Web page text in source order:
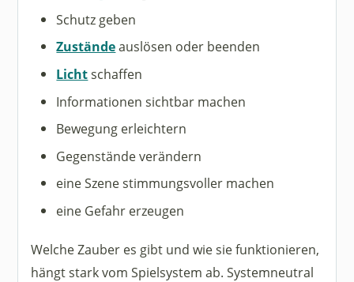
Schutz geben
Zuständeauslösen oder beenden
Lichtschaffen
Informationen sichtbar machen
Bewegung erleichtern
Gegenstände verändern
eine Szene stimmungsvoller machen
eine Gefahr erzeugen
Welche Zauber es gibt und wie sie funktionieren,
hängt stark vom Spielsystem ab. Systemneutral